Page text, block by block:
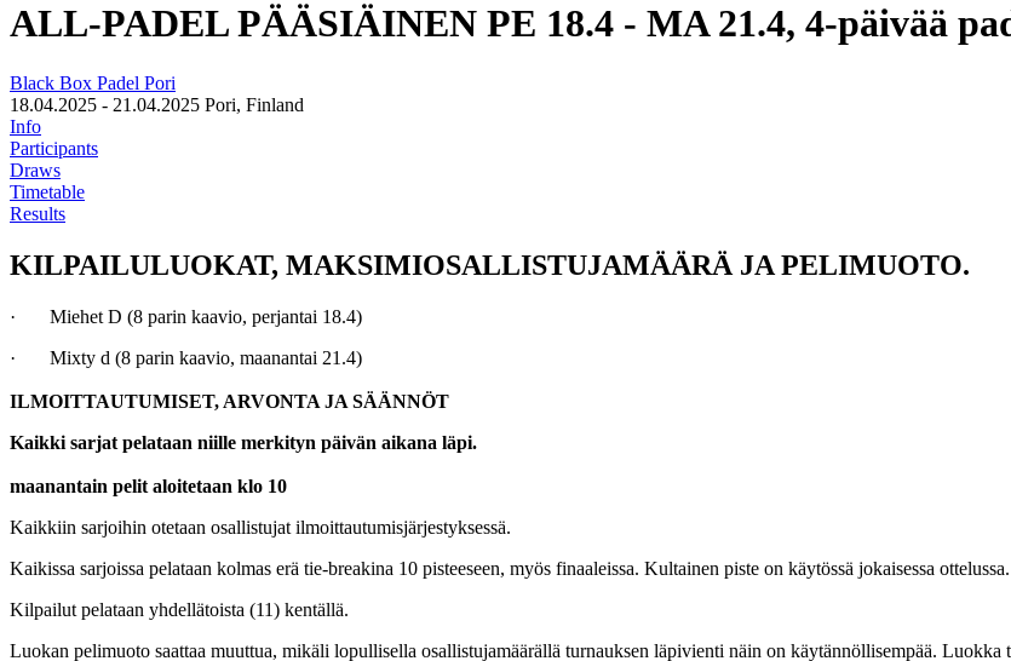
ALL-PADEL PÄÄSIÄINEN PE 18.4 - MA 21.4, 4-päivää
Black Box Padel Pori
18.04.2025 - 21.04.2025 Pori, Finland
Info
Participants
Draws
Timetable
Results
KILPAILULUOKAT, MAKSIMIOSALLISTUJAMÄÄRÄ JA PELIMUOTO.
· Miehet D (8 parin kaavio, perjantai 18.4)
· Mixty d (8 parin kaavio, maanantai 21.4)
ILMOITTAUTUMISET, ARVONTA JA SÄÄNNÖT
Kaikki sarjat pelataan niille merkityn päivän aikana läpi.
maanantain pelit aloitetaan klo 10
Kaikkiin sarjoihin otetaan osallistujat ilmoittautumisjärjestyksessä.
Kaikissa sarjoissa pelataan kolmas erä tie-breakina 10 pisteeseen, myös finaaleissa. Kultainen piste on käytössä jokaisessa
Kilpailut pelataan yhdellätoista (11) kentällä.
Luokan pelimuoto saattaa muuttua, mikäli lopullisella osallistujamäärällä turnauksen läpivienti näin on käytännöllisempää. Luokka